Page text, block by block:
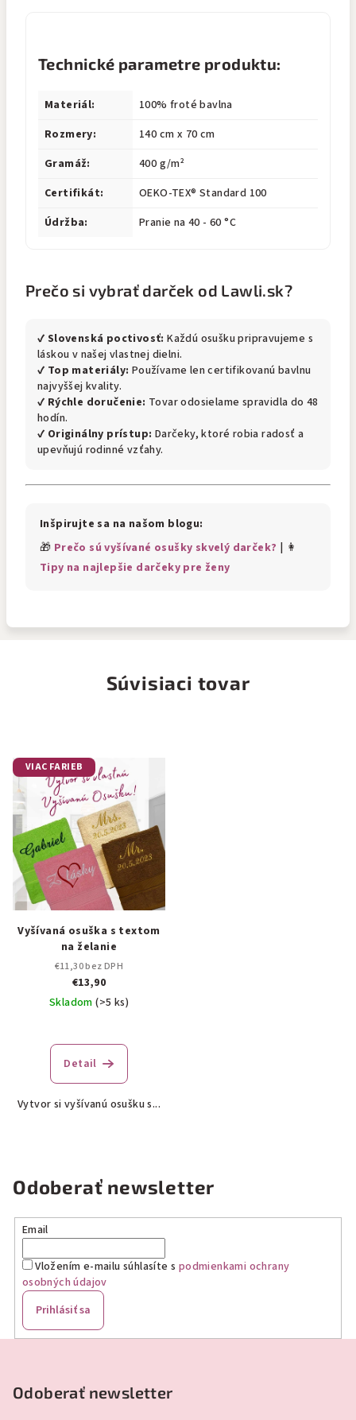
Technické parametre produktu:
Materiál:
100% froté bavlna
Rozmery:
140 cm x 70 cm
Gramáž:
400 g/m²
Certifikát:
OEKO-TEX® Standard 100
Údržba:
Pranie na 40 - 60 °C
Prečo si vybrať darček od Lawli.sk?
✔ Slovenská poctivosť: Každú osušku pripravujeme s
láskou v našej vlastnej dielni.
✔ Top materiály: Používame len certifikovanú bavlnu
najvyššej kvality.
✔ Rýchle doručenie: Tovar odosielame spravidla do 48
hodín.
✔ Originálny prístup: Darčeky, ktoré robia radosť a
upevňujú rodinné vzťahy.
Inšpirujte sa na našom blogu:
🎁 Prečo sú vyšívané osušky skvelý darček? | 👩
Tipy na najlepšie darčeky pre ženy
Súvisiaci tovar
VIAC FARIEB
Vyšívaná osuška s textom
na želanie
€11,30 bez DPH
€13,90
Skladom(>5 ks)
hodnotenie
produktu
z
Detail
Vytvor si vyšívanú osušku s...
Odoberať newsletter
Email
Vložením e-mailu súhlasíte s podmienkami ochrany
osobných údajov
Prihlásiť sa
Odoberať newsletter